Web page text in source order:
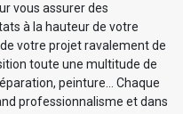
vous assurer des
à la hauteur de votre
votre projet ravalement de
toute une multitude de
peinture… Chaque
professionnalisme et dans